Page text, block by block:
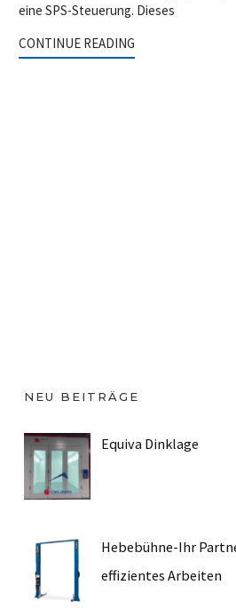
eine SPS-Steuerung. Dieses
CONTINUE READING
NEU BEITRÄGE
Equiva Dinklage
Hebebühne-Ihr
effizientes Arbeiten